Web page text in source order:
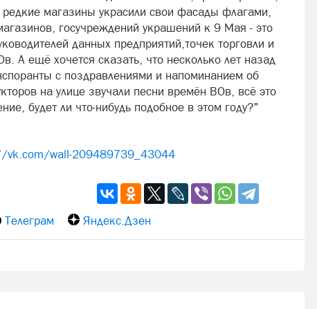
магазины украсили свои фасады флагами,
госучреждений украшений к 9 Мая - это
данных предприятий,точек торговли и
А ещё хочется сказать, что несколько лет назад
с поздравлениями и напоминанием об
на улице звучали песни времён ВОв, всё это
будет ли что-нибудь подобное в этом году?"
vk.com/wall-209489739_43044
Телеграм Яндекс.Дзен